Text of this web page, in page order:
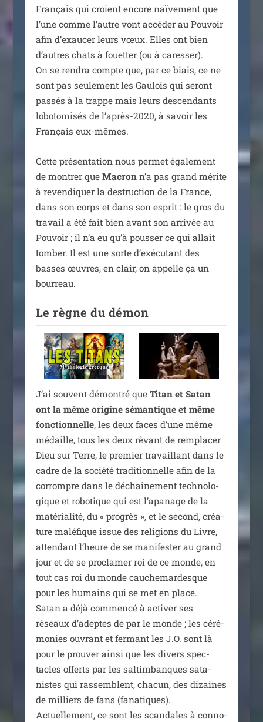
Français qui croient encore naï­ve­ment que
l’une comme l’autre vont accé­der au Pouvoir
afin d’exaucer leurs vœux. Elles ont bien
d’autres chats à fouet­ter (ou à cares­ser).
On se ren­dra compte que, par ce biais, ce ne
sont pas seule­ment les Gaulois qui seront
pas­sés à la trappe mais leurs des­cen­dants
lobo­to­mi­sés de l’après-2020, à savoir les
Français eux-mêmes.
Cette pré­sen­ta­tion nous per­met éga­le­ment
de mon­trer que Macronn’a pas grand mérite
à reven­di­quer la des­truc­tion de la France,
dans son corps et dans son esprit : le gros du
tra­vail a été fait bien avant son arri­vée au
Pouvoir ; il n’a eu qu’à pous­ser ce qui allait
tom­ber. Il est une sorte d’exécutant des
basses œuvres, en clair, on appelle ça un
bourreau.
Le règne du démon
J’ai sou­vent démon­tré que Titan et Satan
ont la même ori­gine séman­tique et même
fonc­tion­nelle, les deux faces d’une même
médaille, tous les deux rêvant de rem­pla­cer
Dieu sur Terre, le pre­mier tra­vaillant dans le
cadre de la socié­té tra­di­tion­nelle afin de la
cor­rompre dans le déchaî­ne­ment tech­no­lo­
gique et robo­tique qui est l’apanage de la
maté­ria­li­té, du « pro­grès », et le second, créa­
ture malé­fique issue des reli­gions du Livre,
atten­dant l’heure de se mani­fes­ter au grand
jour et de se pro­cla­mer roi de ce monde, en
tout cas roi du monde cau­che­mar­desque
pour les humains qui se met en place.
Satan a déjà com­men­cé à acti­ver ses
réseaux d’adeptes de par le monde ; les céré­
mo­nies ouvrant et fer­mant les J.O. sont là
pour le prou­ver ain­si que les divers spec­
tacles offerts par les sal­tim­banques sata­
nistes qui ras­semblent, cha­cun, des dizaines
de mil­liers de fans (fana­tiques).
Actuellement, ce sont les scan­dales à conno­